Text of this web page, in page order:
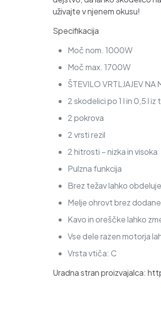
uživajte v njenem okusu!
Specifikacija
Moč nom. 1000W
Moč max. 1700W
ŠTEVILO VRTLJAJEV NA
2 skodelici po 1 l in 0,5 l
2 pokrova
2 vrsti rezil
2 hitrosti – nizka in visoka
Pulzna funkcija
Brez težav lahko
Melje ohrovt brez
Kavo in oreščke lahko
Vse dele razen motorja
Vrsta vtiča: C
Uradna stran proizvajalca: